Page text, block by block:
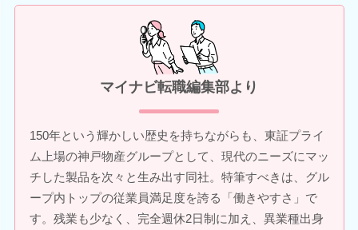
マイナビ転職編集部より
150年という輝かしい歴史を持ちながらも、東証プライ
ム上場の神戸物産グループとして、現代のニーズにマッ
チした製品を次々と生み出す同社。特筆すべきは、グル
ープ内トップの従業員満足度を誇る「働きやすさ」で
す。残業も少なく、完全週休2日制に加え、異業種出身